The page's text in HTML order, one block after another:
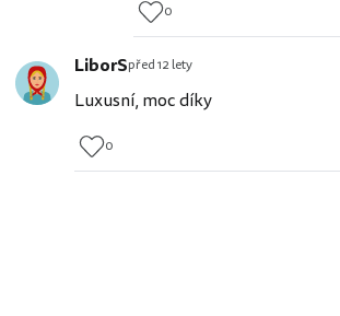
0
LiborSpřed 12 lety
Luxusní, moc díky
0